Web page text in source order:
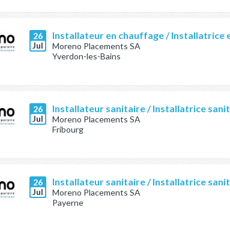
26
Jul
Installateur en chauffage / Installatrice
Moreno Placements SA
Yverdon-les-Bains
26
Jul
Installateur sanitaire / Installatrice
Moreno Placements SA
Fribourg
26
Jul
Installateur sanitaire / Installatrice
Moreno Placements SA
Payerne